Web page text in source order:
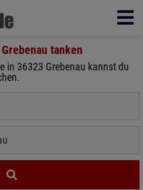
tanken
in 36323 Grebenau kannst du